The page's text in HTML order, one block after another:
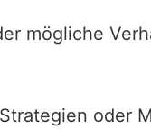
mögliche
oder